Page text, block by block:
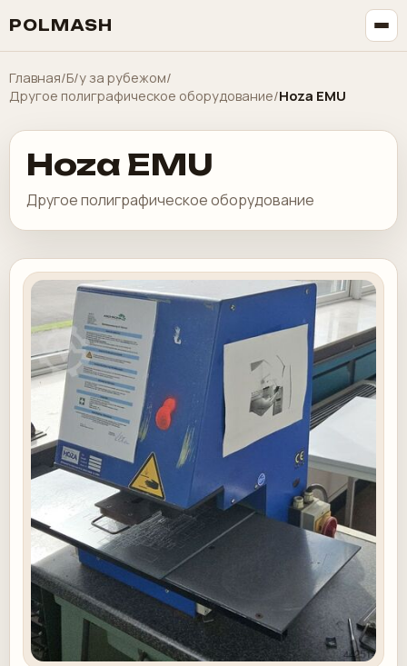
POLMASH
Главная/Б/у за рубежом/
Другое полиграфическое оборудование/Hoza EMU
Hoza EMU
Другое полиграфическое оборудование